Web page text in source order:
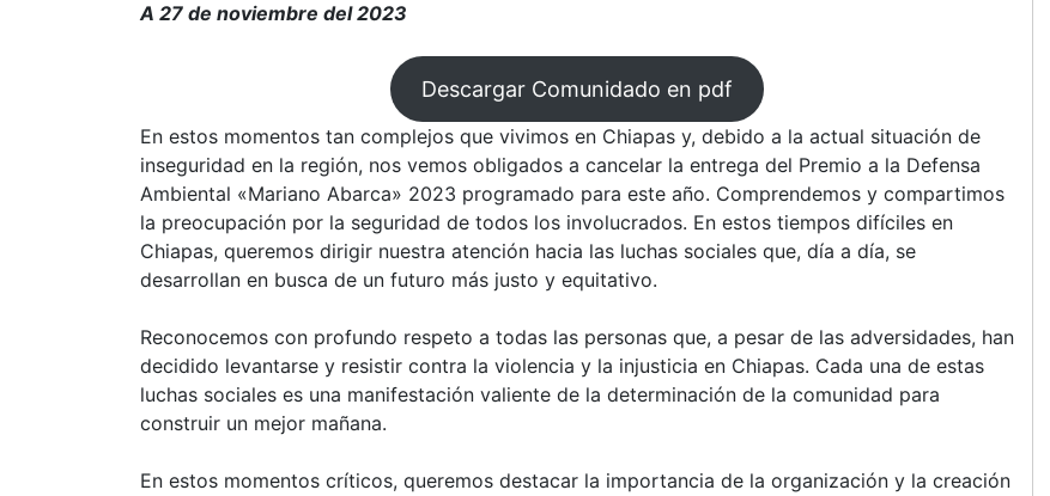
A 27 de noviembre del 2023
Descargar Comunidado en pdf
En estos momentos tan complejos que vivimos en Chiapas y, debido a la actual situación de
inseguridad en la región, nos vemos obligados a cancelar la entrega del Premio a la Defensa
Ambiental «Mariano Abarca» 2023 programado para este año. Comprendemos y compartimos
la preocupación por la seguridad de todos los involucrados. En estos tiempos difíciles en
Chiapas, queremos dirigir nuestra atención hacia las luchas sociales que, día a día, se
desarrollan en busca de un futuro más justo y equitativo.
Reconocemos con profundo respeto a todas las personas que, a pesar de las adversidades, han
decidido levantarse y resistir contra la violencia y la injusticia en Chiapas. Cada una de estas
luchas sociales es una manifestación valiente de la determinación de la comunidad para
construir un mejor mañana.
En estos momentos críticos, queremos destacar la importancia de la organización y la creación